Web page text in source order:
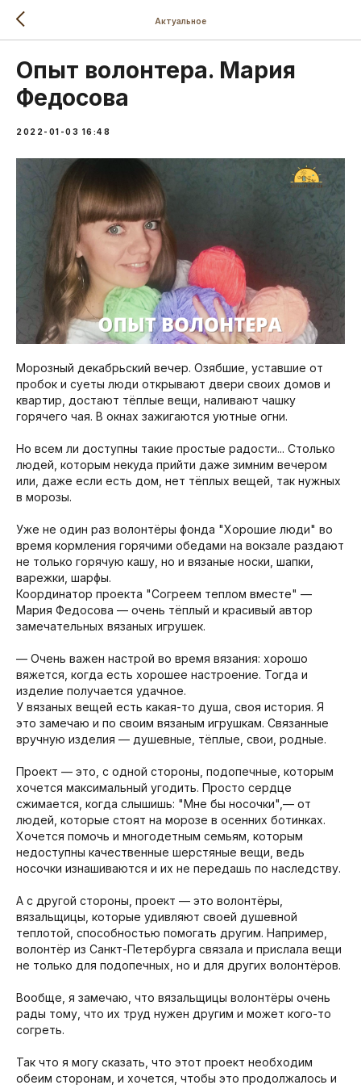
Актуальное
Опыт волонтера. Мария
Федосова
2022-01-03 16:48
Морозный декабрьский вечер. Озябшие, уставшие от
пробок и суеты люди открывают двери своих домов и
квартир, достают тёплые вещи, наливают чашку
горячего чая. В окнах зажигаются уютные огни.
Но всем ли доступны такие простые радости... Столько
людей, которым некуда прийти даже зимним вечером
или, даже если есть дом, нет тёплых вещей, так нужных
в морозы.
Уже не один раз волонтёры фонда "Хорошие люди" во
время кормления горячими обедами на вокзале раздают
не только горячую кашу, но и вязаные носки, шапки,
варежки, шарфы.
Координатор проекта "Согреем теплом вместе" —
Мария Федосова — очень тёплый и красивый автор
замечательных вязаных игрушек.
— Очень важен настрой во время вязания: хорошо
вяжется, когда есть хорошее настроение. Тогда и
изделие получается удачное.
У вязаных вещей есть какая-то душа, своя история. Я
это замечаю и по своим вязаным игрушкам. Связанные
вручную изделия — душевные, тёплые, свои, родные.
Проект — это, с одной стороны, подопечные, которым
хочется максимальный угодить. Просто сердце
сжимается, когда слышишь: "Мне бы носочки",— от
людей, которые стоят на морозе в осенних ботинках.
Хочется помочь и многодетным семьям, которым
недоступны качественные шерстяные вещи, ведь
носочки изнашиваются и их не передашь по наследству.
А с другой стороны, проект — это волонтёры,
вязальщицы, которые удивляют своей душевной
теплотой, способностью помогать другим. Например,
волонтёр из Санкт-Петербурга связала и прислала вещи
не только для подопечных, но и для других волонтёров.
Вообще, я замечаю, что вязальщицы волонтёры очень
рады тому, что их труд нужен другим и может кого-то
согреть.
Так что я могу сказать, что этот проект необходим
обеим сторонам, и хочется, чтобы это продолжалось и